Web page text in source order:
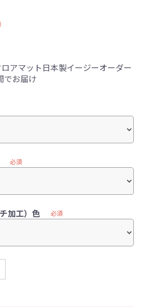
アマット日本製イージーオーダー
でお届け
必須
加工）色 必須